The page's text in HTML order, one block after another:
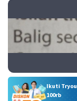
Ikuti
100rb